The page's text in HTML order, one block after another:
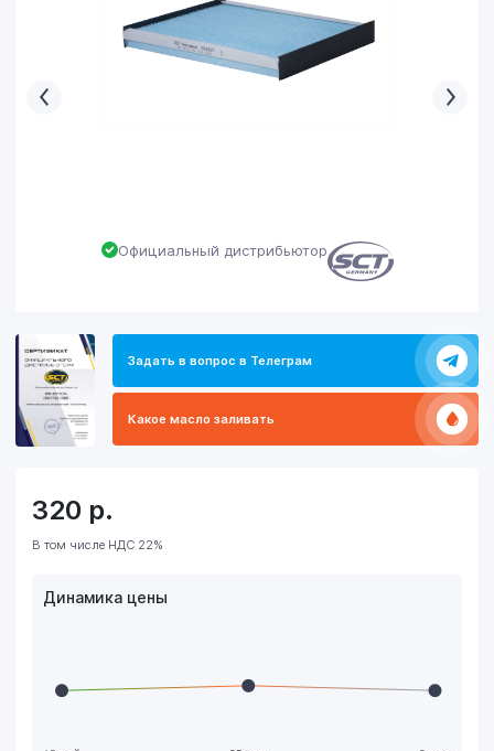
Официальный дистрибьютор
Задать в вопрос в Телеграм
Какое масло заливать
320 р.
В том числе НДС 22%
Динамика цены